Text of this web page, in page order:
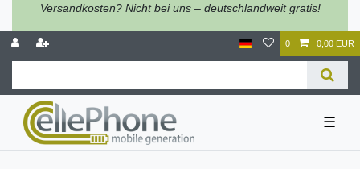
Versandkosten? Nicht bei uns – deutschlandweit gratis!
0 0,00 EUR
☰